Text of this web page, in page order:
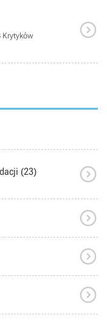
Krytyków

(23) 


